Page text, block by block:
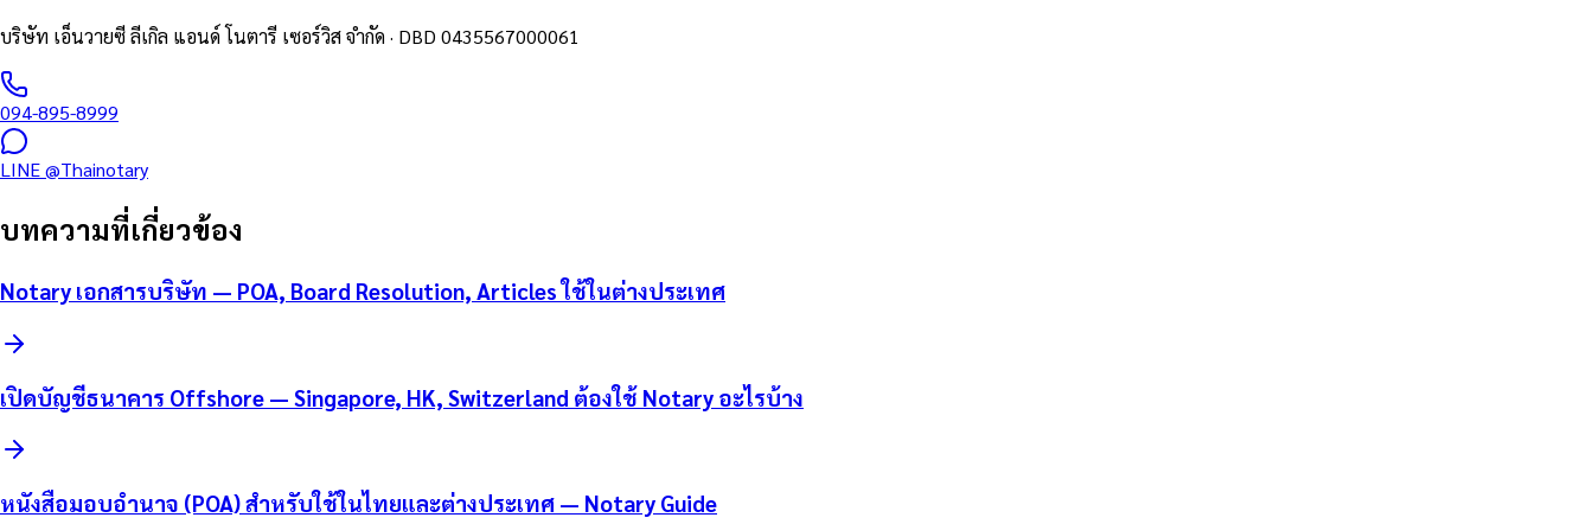
บริษัท เอ็นวายซี ลีเกิล แอนด์ โนตารี เซอร์วิส จำกัด · DBD 0435567000061
094-895-8999
LINE@Thainotary
บทความที่เกี่ยวข้อง
Notary เอกสารบริษัท — POA, Board Resolution, Articles ใช้ในต่างประเทศ
เปิดบัญชีธนาคาร Offshore — Singapore, HK, Switzerland ต้องใช้ Notary อะไรบ้าง
หนังสือมอบอำนาจ (POA) สำหรับใช้ในไทยและต่างประเทศ — Notary Guide